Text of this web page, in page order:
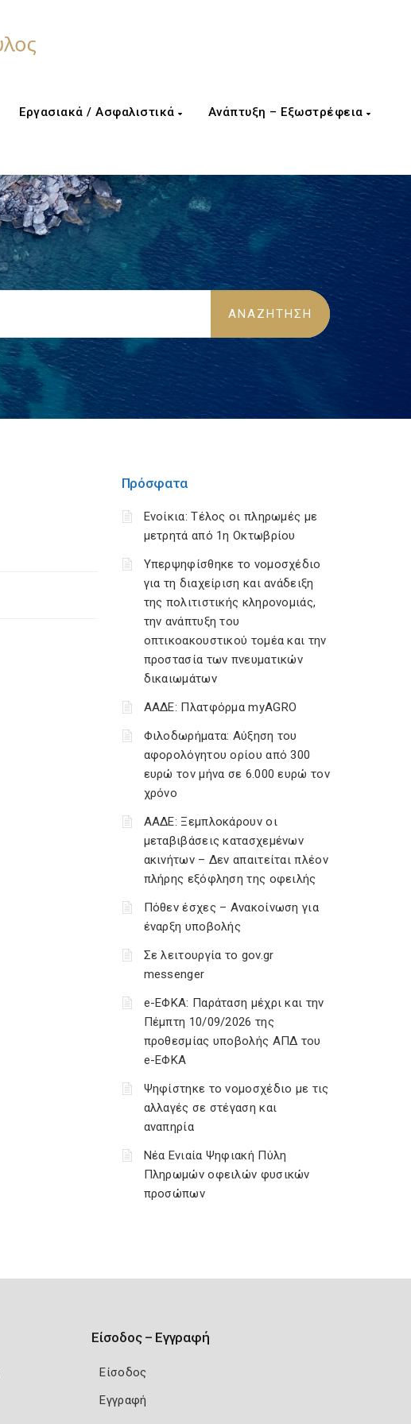
Εργασιακά / Ασφαλιστικά Ανάπτυξη – Εξωστρέφεια
Πρόσφατα
Ενοίκια: Τέλος οι πληρωμές με
μετρητά από 1η Οκτωβρίου
Υπερψηφίσθηκε το νομοσχέδιο
για τη διαχείριση και ανάδειξη
της πολιτιστικής κληρονομιάς,
την ανάπτυξη του
οπτικοακουστικού τομέα και την
προστασία των πνευματικών
δικαιωμάτων
ΑΑΔΕ: Πλατφόρμα myAGRO
Φιλοδωρήματα: Αύξηση του
αφορολόγητου ορίου από 300
ευρώ τον μήνα σε 6.000 ευρώ τον
χρόνο
ΑΑΔΕ: Ξεμπλοκάρουν οι
μεταβιβάσεις κατασχεμένων
ακινήτων – Δεν απαιτείται πλέον
πλήρης εξόφληση της οφειλής
Πόθεν έσχες – Ανακοίνωση για
έναρξη υποβολής
Σε λειτουργία το gov.gr
messenger
e-ΕΦΚΑ: Παράταση μέχρι και την
Πέμπτη 10/09/2026 της
προθεσμίας υποβολής ΑΠΔ του
e-ΕΦΚΑ
Ψηφίστηκε το νομοσχέδιο με τις
αλλαγές σε στέγαση και
αναπηρία
Νέα Ενιαία Ψηφιακή Πύλη
Πληρωμών οφειλών φυσικών
προσώπων
Είσοδος – Εγγραφή
Είσοδος
Εγγραφή